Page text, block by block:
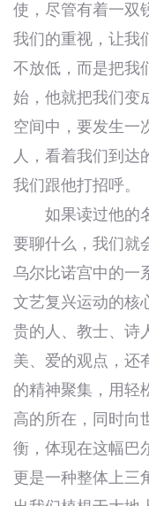
使，尽管有着一双
我们的重视，让我
不放低，而是把我
始，他就把我们变
空间中，要发生一
人，看着我们到达
我们跟他打招呼。
如果读过他的名
要聊什么，我们就
乌尔比诺宫中的一
文艺复兴运动的核
贵的人、教士、诗
美、爱的观点，还
的精神聚集，用轻
高的所在，同时向
衡，体现在这幅巴
更是一种整体上三